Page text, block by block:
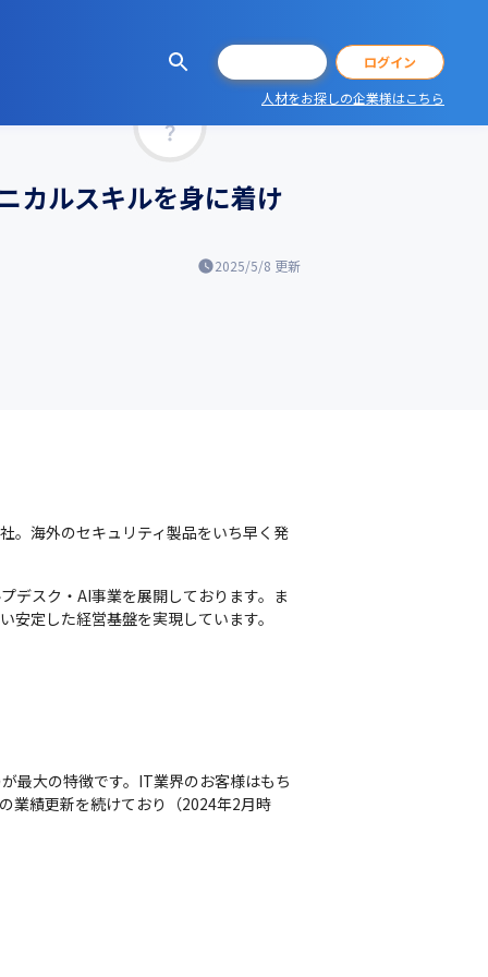
ログイン
人材をお探しの企業様はこちら
カルスキルを身に着け
2025/5/8 更新
。海外のセキュリティ製品をいち早く発
デスク・AI事業を展開しております。ま
定した経営基盤を実現しています。
最大の特徴です。IT業界のお客様はもち
業績更新を続けており（2024年2月時